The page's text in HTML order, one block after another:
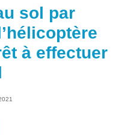
sol par
à effectuer